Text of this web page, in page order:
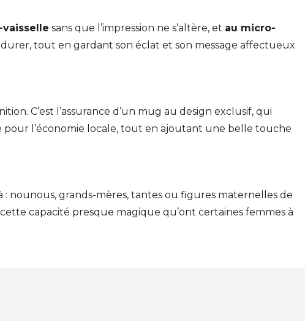
vaisselle sans que l’impression ne s’altère, et au micro-
tout en gardant son éclat et son message affectueux
C’est l’assurance d’un mug au design exclusif, qui
pour l’économie locale, tout en ajoutant une belle touche
nounous, grands-mères, tantes ou figures maternelles de
capacité presque magique qu’ont certaines femmes à